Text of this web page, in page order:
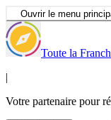
Ouvrir le menu
Toute la
|
Votre partenaire pour